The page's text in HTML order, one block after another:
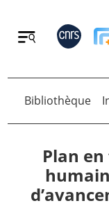
Retour
Accueil
Bibliothèque
Plan